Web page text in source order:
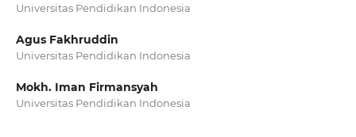
Universitas Pendidikan Indonesia
Agus Fakhruddin
Universitas Pendidikan Indonesia
Mokh. Iman Firmansyah
Universitas Pendidikan Indonesia